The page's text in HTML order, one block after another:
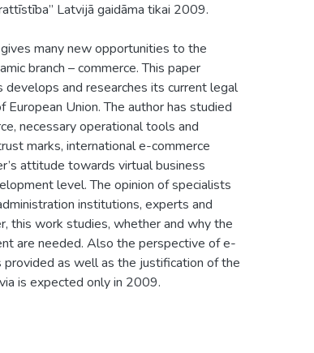
Latvijā gaidāma tikai 2009.
many new opportunities to the
branch – commerce. This paper
and researches its current legal
Union. The author has studied
necessary operational tools and
marks, international e-commerce
attitude towards virtual business
level. The opinion of specialists
institutions, experts and
this work studies, whether and why the
are needed. Also the perspective of e-
as well as the justification of the
is expected only in 2009.